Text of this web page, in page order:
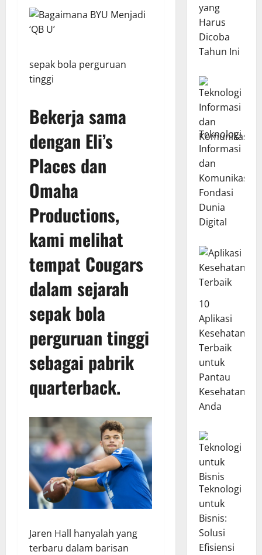
sepak bola perguruan
tinggi
Bekerja sama
dengan Eli’s
Places dan
Omaha
Productions,
kami melihat
tempat Cougars
dalam sejarah
sepak bola
perguruan tinggi
sebagai pabrik
quarterback.
Jaren Hall hanyalah yang
terbaru dalam barisan
yang
Harus
Dicoba
Tahun Ini
Teknologi
Informasi
dan
Komunikasi:
Fondasi
Dunia
Digital
10
Aplikasi
Kesehatan
Terbaik
untuk
Pantau
Kesehatan
Anda
Teknologi
untuk
Bisnis:
Solusi
Efisiensi